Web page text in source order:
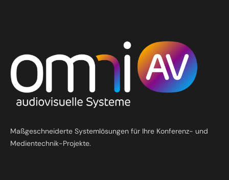
Maßgeschneiderte Systemlösungen für Ihre Konferenz- und
Medientechnik-Projekte.